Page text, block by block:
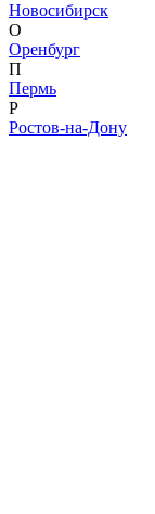
Новосибирск
О
Оренбург
П
Пермь
Р
Ростов-на-Дону